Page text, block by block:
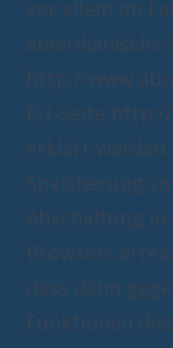
vor allem im
amerikanische
http://
EU-Seite http://
erklärt
Speicherung
Abschaltung in
Browsers
dass dann
Funktionen